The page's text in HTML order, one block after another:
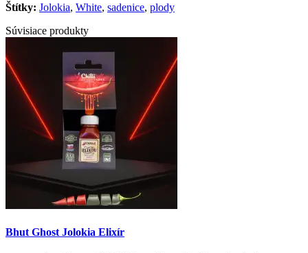
Štítky: Jolokia, White, sadenice, plody
Súvisiace produkty
Bhut Ghost Jolokia Elixír